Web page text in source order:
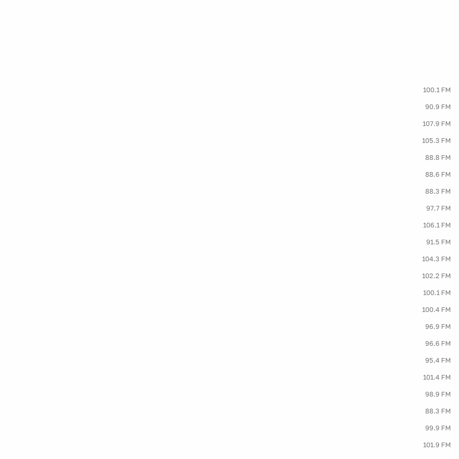
100.1 FM
90.9 FM
107.9 FM
105.3 FM
88.8 FM
88.6 FM
88.3 FM
97.7 FM
106.1 FM
91.5 FM
104.3 FM
102.2 FM
100.1 FM
100.4 FM
96.9 FM
96.6 FM
95.4 FM
101.4 FM
98.9 FM
88.3 FM
99.9 FM
101.9 FM